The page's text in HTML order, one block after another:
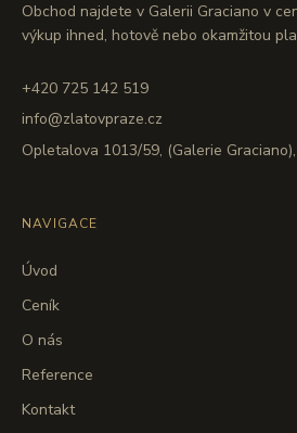
Obchod najdete v Galerii Graciano v
výkup ihned, hotově nebo okamžitou
+420 725 142 519
info@zlatovpraze.cz
Opletalova 1013/59, (Galerie
NAVIGACE
Úvod
Ceník
O nás
Reference
Kontakt